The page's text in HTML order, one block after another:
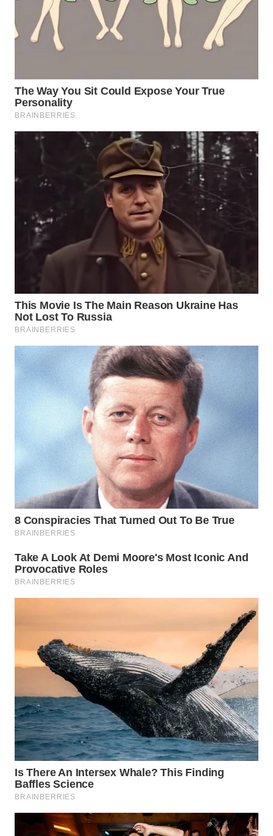
WN
TAPANULI
TENGAH
SERDANG
WN
TEBING
TINGGI
WN
WN
KARAWANG
WN
BOGOR
DEPOK
WN
PADANG
WN
SUMEDANG
WN
KEPULAUAN
WN
TANGERANG
WN
BINJAI
WN
CIREBON